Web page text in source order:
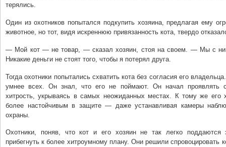
терялись.
Один из охотников попытался подкупить хозяина, предлагая ему
животное, но тот, видя искреннюю привязанность кота, твердо
— Мой кот — не товар, — сказал хозяин, стоя на своем. — Мы с
Никакие деньги не стоят того, чтобы я потерял друга.
Тогда охотники попытались схватить кота без согласия его
умнее всех. Он знал, что его не поймают. Он начал проявлять
хитрость, укрываясь в самых неожиданных местах. К тому же его
более настойчивым в защите — даже устанавливая камеры
охраны.
Охотники, поняв, что кот и его хозяин не так легко поддаются
прибегнуть к более хитроумному плану. Они решили спровоцировать